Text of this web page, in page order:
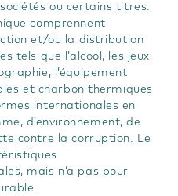
ou certains titres.
comprennent
et/ou la distribution
tels que l’alcool, les jeux
l’équipement
et charbon thermiques
internationales en
d’environnement, de
contre la corruption. Le
mais n’a pas pour